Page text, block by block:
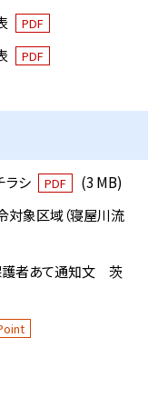
PDF
PDF
ラシ PDF
(3 MB)
対象区域（寝屋川流
者あて通知文 茨